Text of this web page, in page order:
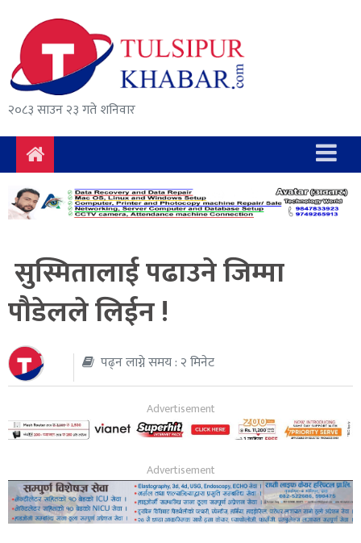
२०८३ साउन २३ गते शनिवार
समाचार
राजनीति
सुरक्षा/
अपराध
दुर्घटना
विचार
अर्थ
संवाद
मनोरञ्जन
सुस्मितालाई पढाउने जिम्मा
पौडेलले लिईन !
पढ्न लाग्ने समय : २ मिनेट